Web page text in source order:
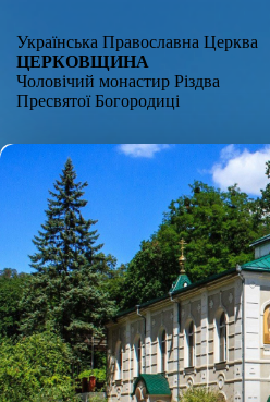
Українська Православна Церква
ЦЕРКОВЩИНА
Чоловічий монастир Різдва
Пресвятої Богородиці